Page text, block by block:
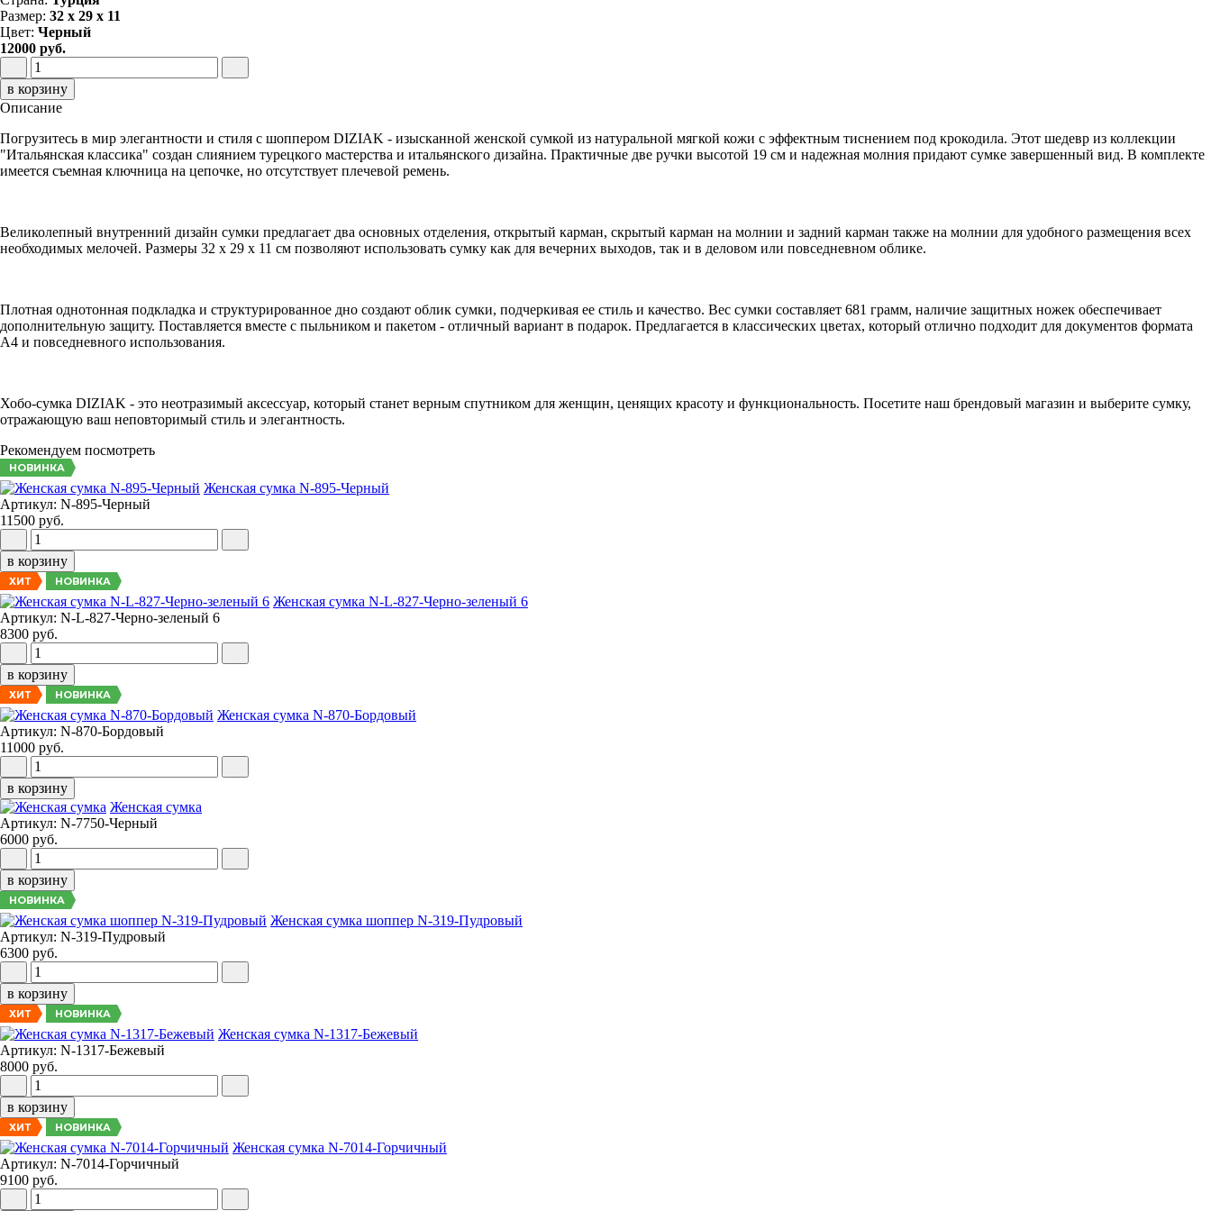
Размер: 32 х 29 х 11
Цвет: Черный
12000 руб.
в корзину
Описание
Погрузитесь в мир элегантности и стиля с шоппером DIZIAK - изысканной женской сумкой из натуральной мягкой кожи с эффектным тиснением под крокодила. Этот шедевр из коллекции
"Итальянская классика" создан слиянием турецкого мастерства и итальянского дизайна. Практичные две ручки высотой 19 см и надежная молния придают сумке завершенный вид. В комплекте
имеется съемная ключница на цепочке, но отсутствует плечевой ремень.
Великолепный внутренний дизайн сумки предлагает два основных отделения, открытый карман, скрытый карман на молнии и задний карман также на молнии для удобного размещения всех
необходимых мелочей. Размеры 32 х 29 х 11 см позволяют использовать сумку как для вечерних выходов, так и в деловом или повседневном облике.
Плотная однотонная подкладка и структурированное дно создают облик сумки, подчеркивая ее стиль и качество. Вес сумки составляет 681 грамм, наличие защитных ножек обеспечивает
дополнительную защиту. Поставляется вместе с пыльником и пакетом - отличный вариант в подарок. Предлагается в классических цветах, который отлично подходит для документов формата
А4 и повседневного использования.
Хобо-сумка DIZIAK - это неотразимый аксессуар, который станет верным спутником для женщин, ценящих красоту и функциональность. Посетите наш брендовый магазин и выберите сумку,
отражающую ваш неповторимый стиль и элегантность.
Рекомендуем посмотреть
НОВИНКА
Женская сумка N-895-Черный
Артикул: N-895-Черный
11500 руб.
в корзину
ХИТ НОВИНКА
Женская сумка N-L-827-Черно-зеленый 6
Артикул: N-L-827-Черно-зеленый 6
8300 руб.
в корзину
ХИТ НОВИНКА
Женская сумка N-870-Бордовый
Артикул: N-870-Бордовый
11000 руб.
в корзину
Женская сумка
Артикул: N-7750-Черный
6000 руб.
в корзину
НОВИНКА
Женская сумка шоппер N-319-Пудровый
Артикул: N-319-Пудровый
6300 руб.
в корзину
ХИТ НОВИНКА
Женская сумка N-1317-Бежевый
Артикул: N-1317-Бежевый
8000 руб.
в корзину
ХИТ НОВИНКА
Женская сумка N-7014-Горчичный
Артикул: N-7014-Горчичный
9100 руб.